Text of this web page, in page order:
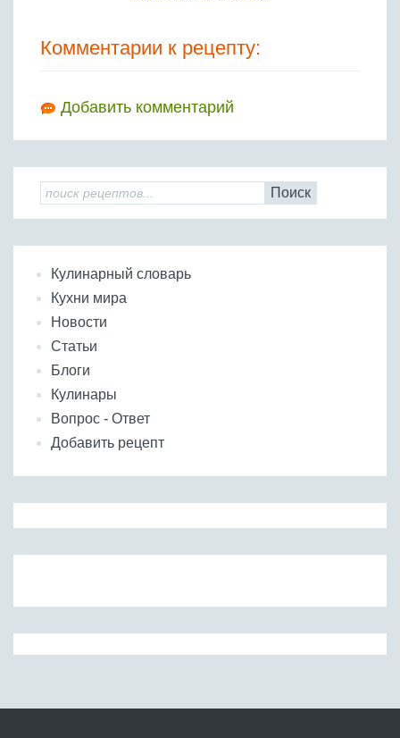
Комментарии к рецепту:
Добавить комментарий
Поиск
Кулинарный словарь
Кухни мира
Новости
Статьи
Блоги
Кулинары
Вопрос - Ответ
Добавить рецепт